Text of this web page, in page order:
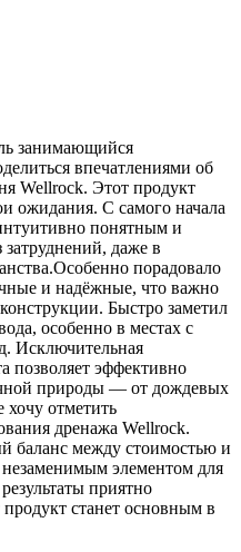
занимающийся
впечатлениями об
Wellrock. Этот продукт
ожидания. С самого начала
понятным и
даже в
порадовало
и надёжные, что важно
Быстро заметил
особенно в местах с
Исключительная
позволяет эффективно
природы — от дождевых
хочу отметить
дренажа Wellrock.
баланс между стоимостью и
элементом для
приятно
станет основным в